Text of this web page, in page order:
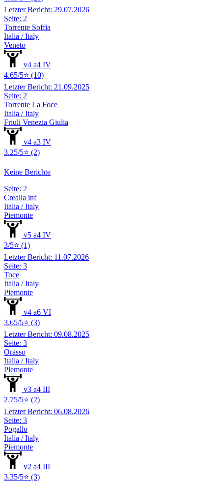
Letzter Bericht: 29.07.2026
Seite: 2
Torrente Soffia
Italia / Italy
Veneto
v4 a4 IV
4.65/5⭐ (10)
Letzter Bericht: 21.09.2025
Seite: 2
Torrente La Foce
Italia / Italy
Friuli Venezia Giulia
v4 a3 IV
3.25/5⭐ (2)
Keine Berichte
Seite: 2
Crealla inf
Italia / Italy
Piemonte
v5 a4 IV
3/5⭐ (1)
Letzter Bericht: 11.07.2026
Seite: 3
Toce
Italia / Italy
Piemonte
v4 a6 VI
3.65/5⭐ (3)
Letzter Bericht: 09.08.2025
Seite: 3
Orasso
Italia / Italy
Piemonte
v3 a4 III
2.75/5⭐ (2)
Letzter Bericht: 06.08.2026
Seite: 3
Pogallo
Italia / Italy
Piemonte
v2 a4 III
3.35/5⭐ (3)